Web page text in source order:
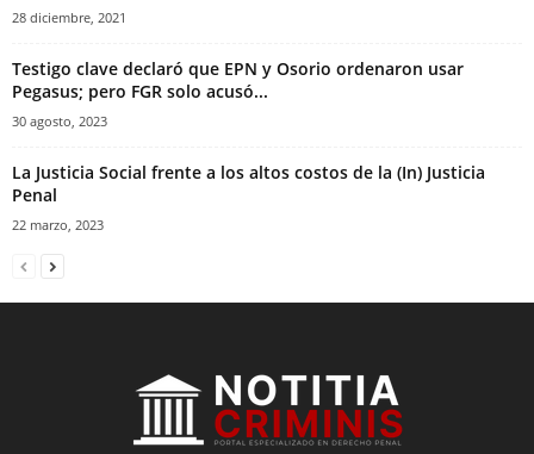
28 diciembre, 2021
Testigo clave declaró que EPN y Osorio ordenaron usar
Pegasus; pero FGR solo acusó...
30 agosto, 2023
La Justicia Social frente a los altos costos de la (In) Justicia
Penal
22 marzo, 2023